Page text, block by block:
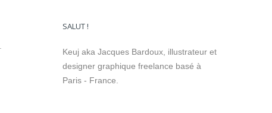
SALUT !
Keuj aka Jacques Bardoux, illustrateur et
designer graphique freelance basé à
Paris - France.